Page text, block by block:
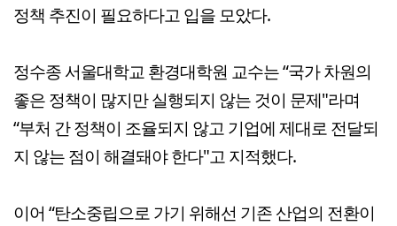
정책 추진이 필요하다고 입을 모았다.
정수종 서울대학교 환경대학원 교수는 “국가 차원의
좋은 정책이 많지만 실행되지 않는 것이 문제"라며
“부처 간 정책이 조율되지 않고 기업에 제대로 전달되
지 않는 점이 해결돼야 한다"고 지적했다.
이어 “탄소중립으로 가기 위해선 기존 산업의 전환이